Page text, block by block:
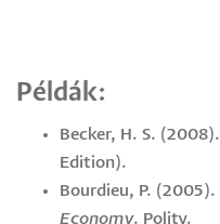
Példák:
Becker, H. S. (2008).
Edition).
Bourdieu, P. (2005).
Economy. Polity.